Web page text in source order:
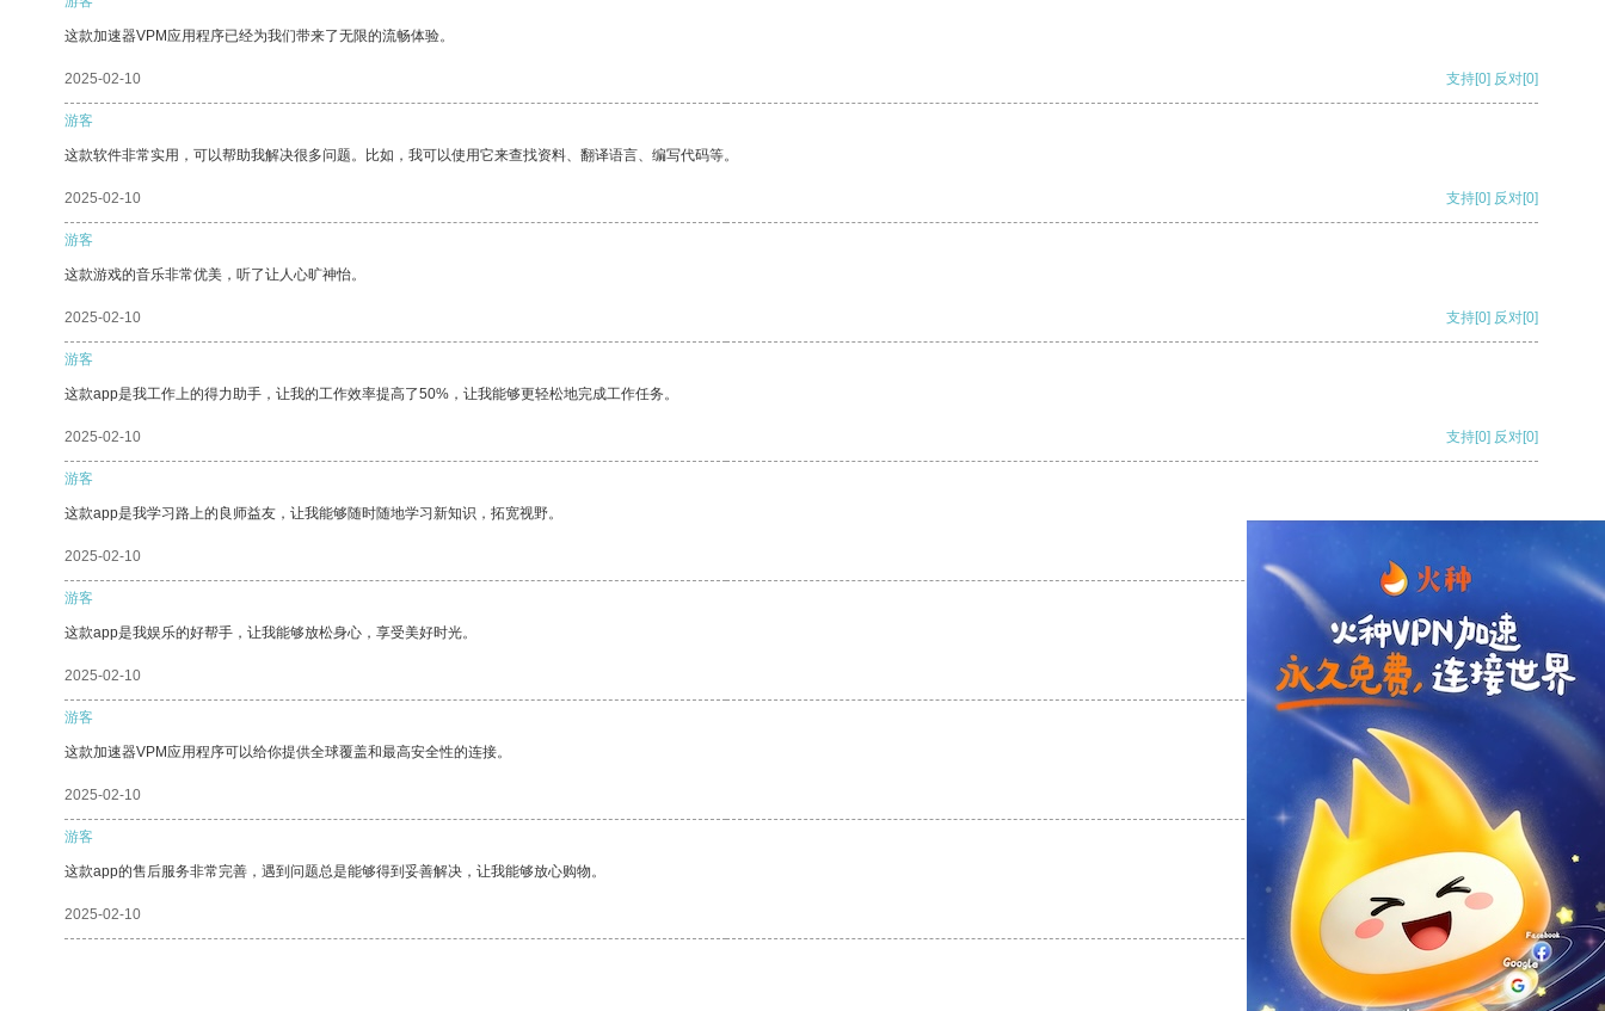
这款加速器VPM应用程序已经为我们带来了无限的流畅体验。
2025-02-10 支持[0] 反对[0]
游客
这款软件非常实用，可以帮助我解决很多问题。比如，我可以使用它来查找资料、翻译语言、编写代码等。
2025-02-10 支持[0] 反对[0]
游客
这款游戏的音乐非常优美，听了让人心旷神怡。
2025-02-10 支持[0] 反对[0]
游客
这款app是我工作上的得力助手，让我的工作效率提高了50%，让我能够更轻松地完成工作任务。
2025-02-10 支持[0] 反对[0]
游客
这款app是我学习路上的良师益友，让我能够随时随地学习新知识，拓宽视野。
2025-02-10
游客
这款app是我娱乐的好帮手，让我能够放松身心，享受美好时光。
2025-02-10 支持 [0] 反对[0]
游客
这款加速器VPM应用程序可以给你提供全球覆盖和最高安全性的连接。
2025-02-10 支持[0] 反对
游客
这款app的售后服务非常完善，遇到问题总是能够得到妥善解决，让我能够放心购物。
2025-02-10 支持[0] 反对[0]